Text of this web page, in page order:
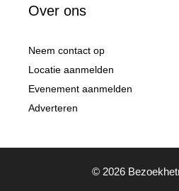
Over ons
Neem contact op
Locatie aanmelden
Evenement aanmelden
Adverteren
© 2026